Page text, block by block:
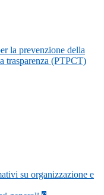
la prevenzione della
trasparenza (PTPCT)
su organizzazione e